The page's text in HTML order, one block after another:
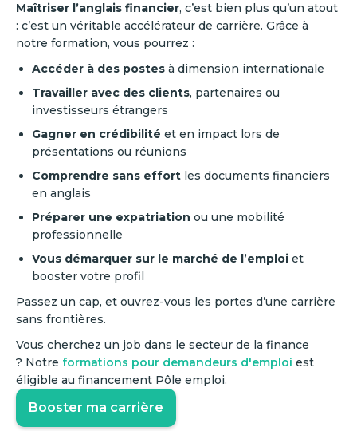
Maîtriser l’anglais financier, c’est bien plus qu’un atout
: c’est un véritable accélérateur de carrière. Grâce à
notre formation, vous pourrez :
Accéder à des postes à dimension internationale
Travailler avec des clients, partenaires ou
investisseurs étrangers
Gagner en crédibilité et en impact lors de
présentations ou réunions
Comprendre sans effort les documents financiers
en anglais
Préparer une expatriation ou une mobilité
professionnelle
Vous démarquer sur le marché de l’emploi et
booster votre profil
Passez un cap, et ouvrez-vous les portes d’une carrière
sans frontières.
Vous cherchez un job dans le secteur de la finance
? Notre formations pour demandeurs d'emploi est
éligible au financement Pôle emploi.
Booster ma carrière